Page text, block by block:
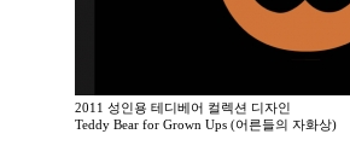
2011 성인용 테디베어 컬렉션 디자인
Teddy Bear for Grown Ups (어른들의 자화상)